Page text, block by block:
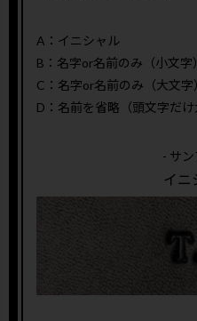
A：イニシャル
B：名字or名前のみ（小文字）
C：名字or名前のみ（大文字
D：名前を省略（頭文字だけ
- サ
イニ